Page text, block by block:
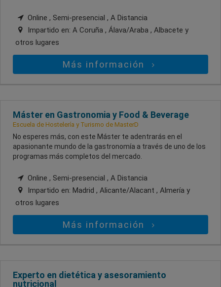
Online , Semi-presencial , A Distancia
Impartido en: A Coruña , Álava/Araba , Albacete y
otros lugares
Más información
Máster en Gastronomia y Food & Beverage
Escuela de Hostelería y Turismo de MasterD
No esperes más, con este Máster te adentrarás en el
apasionante mundo de la gastronomía a través de uno de los
programas más completos del mercado.
Online , Semi-presencial , A Distancia
Impartido en: Madrid , Alicante/Alacant , Almería y
otros lugares
Más información
Experto en dietética y asesoramiento
nutricional